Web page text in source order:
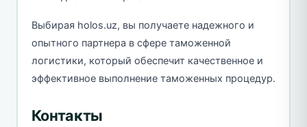
Выбирая holos.uz, вы получаете надежного и
опытного партнера в сфере таможенной
логистики, который обеспечит качественное и
эффективное выполнение таможенных процедур.
Контакты